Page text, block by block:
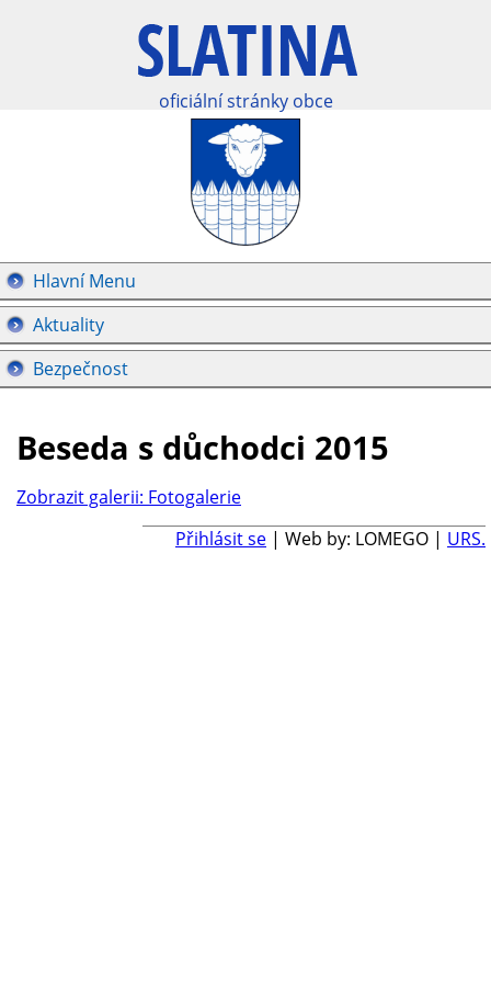
oficiální stránky obce
Hlavní Menu
Aktuality
Bezpečnost
Beseda s důchodci 2015
Zobrazit galerii: Fotogalerie
Přihlásit se | Web by: LOMEGO | URS.